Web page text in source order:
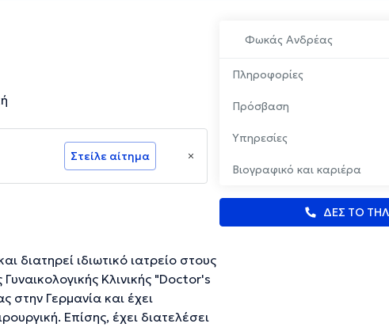
Φωκάς Ανδρέας
Πληροφορίες
Πρόσβαση
Υπηρεσίες
Βιογραφικό και καριέρα
ΔΕΣ ΤΟ
Στείλε αίτημα
διατηρεί ιδιωτικό ιατρείο στους
Κλινικής "Doctor's
στην Γερμανία και έχει
Επίσης, έχει διατελέσει